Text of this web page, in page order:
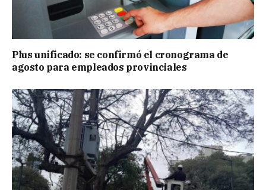
Plus unificado: se confirmó el cronograma de
agosto para empleados provinciales